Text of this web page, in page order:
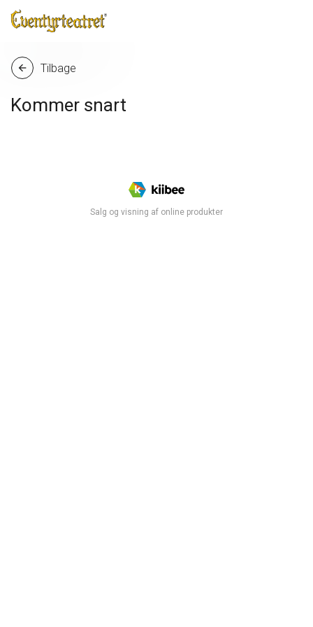
arrow_back Tilbage
Kommer snart
Salg og visning af online produkter